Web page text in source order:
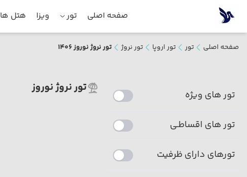
صفحه اصلی تور ویزا هتل ها
صفحه اصلی تور تور اروپا تور نروژ تور نروژ نوروز 1406
تور های ویژه
تور های اقساطـی
تورهای دارای ظرفیت
تور نروژ نوروز